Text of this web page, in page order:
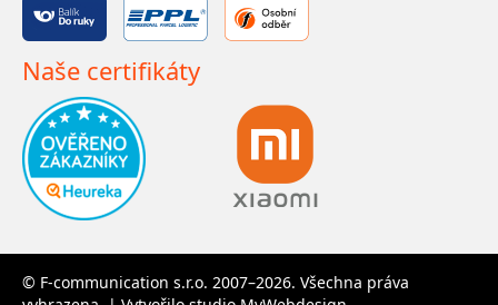
Naše certifikáty
© F-communication s.r.o. 2007–2026. Všechna práva